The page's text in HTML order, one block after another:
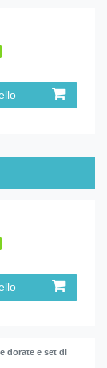
dorate e set di